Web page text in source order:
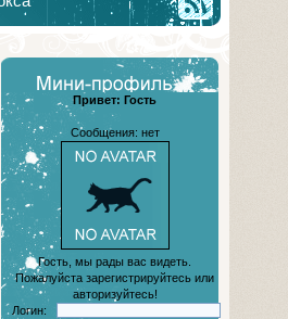
Привет: Гость
Сообщения: нет
Гость, мы рады вас видеть.
Пожалуйста зарегистрируйтесь или
авторизуйтесь!
Логин: